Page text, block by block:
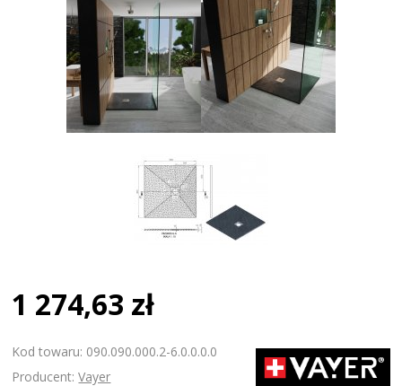
1 274,63 zł
Kod towaru: 090.090.000.2-6.0.0.0.0
Producent:Vayer